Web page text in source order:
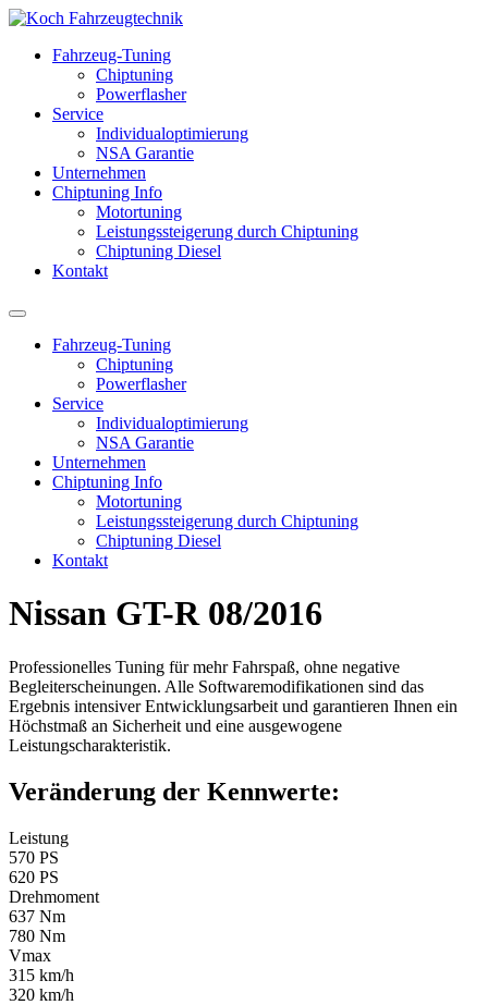
Fahrzeug-Tuning
Chiptuning
Powerflasher
Service
Individualoptimierung
NSA Garantie
Unternehmen
Chiptuning Info
Motortuning
Leistungssteigerung durch Chiptuning
Chiptuning Diesel
Kontakt
Fahrzeug-Tuning
Chiptuning
Powerflasher
Service
Individualoptimierung
NSA Garantie
Unternehmen
Chiptuning Info
Motortuning
Leistungssteigerung durch Chiptuning
Chiptuning Diesel
Kontakt
Nissan GT-R 08/2016
Professionelles Tuning für mehr Fahrspaß, ohne negative
Begleiterscheinungen. Alle Softwaremodifikationen sind das
Ergebnis intensiver Entwicklungsarbeit und garantieren Ihnen ein
Höchstmaß an Sicherheit und eine ausgewogene
Leistungscharakteristik.
Veränderung der Kennwerte:
Leistung
570 PS
620 PS
Drehmoment
637 Nm
780 Nm
Vmax
315 km/h
320 km/h